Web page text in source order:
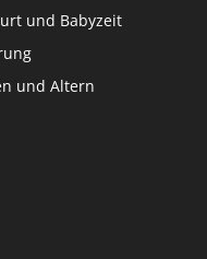
und Babyzeit
und Altern